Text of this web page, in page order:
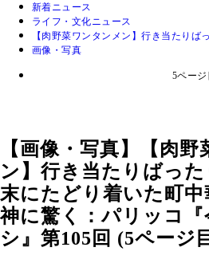
新着ニュース
ライフ・文化ニュース
【肉野菜ワンタンメン】行き当たり
画像・写真
5ページ
【画像・写真】【肉
ン】行き当たりばっ
末にたどり着いた町
神に驚く：パリッコ『
シ』第105回 (5ページ